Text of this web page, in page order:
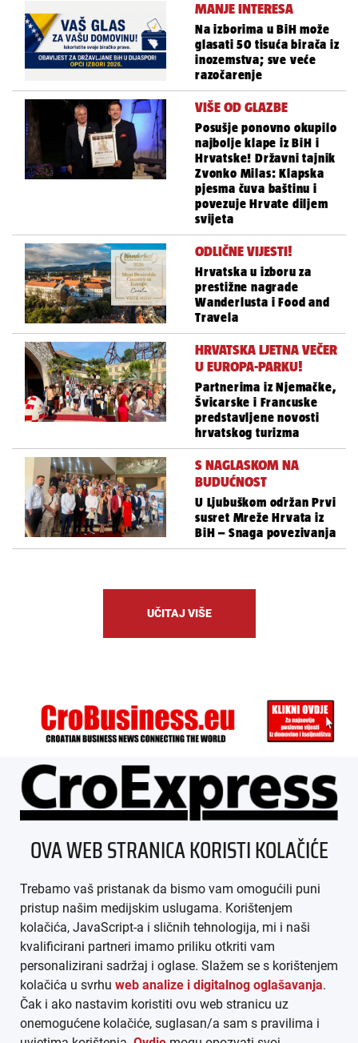
MANJE INTERESA
Na izborima u BiH može
glasati 50 tisuća birača iz
inozemstva; sve veće
razočarenje
VIŠE OD GLAZBE
Posušje ponovno okupilo
najbolje klape iz BiH i
Hrvatske! Državni tajnik
Zvonko Milas: Klapska
pjesma čuva baštinu i
povezuje Hrvate diljem
svijeta
ODLIČNE VIJESTI!
Hrvatska u izboru za
prestižne nagrade
Wanderlusta i Food and
Travela
HRVATSKA LJETNA VEČER
U EUROPA-PARKU!
Partnerima iz Njemačke,
Švicarske i Francuske
predstavljene novosti
hrvatskog turizma
S NAGLASKOM NA
BUDUĆNOST
U Ljubuškom održan Prvi
susret Mreže Hrvata iz
BiH – Snaga povezivanja
UČITAJ VIŠE
ÜBER UNS
IMPRESSUM
AGB
DATENSCHUTZ
MEDIADATEN
ARHIVA (PDF)
OVA WEB STRANICA KORISTI KOLAČIĆE
Trebamo vaš pristanak da bismo vam omogućili puni
pristup našim medijskim uslugama. Korištenjem
kolačića, JavaScript-a i sličnih tehnologija, mi i naši
kvalificirani partneri imamo priliku otkriti vam
personalizirani sadržaj i oglase. Slažem se s korištenjem
kolačića u svrhu web analize i digitalnog oglašavanja.
Čak i ako nastavim koristiti ovu web stranicu uz
onemogućene kolačiće, suglasan/a sam s pravilima i